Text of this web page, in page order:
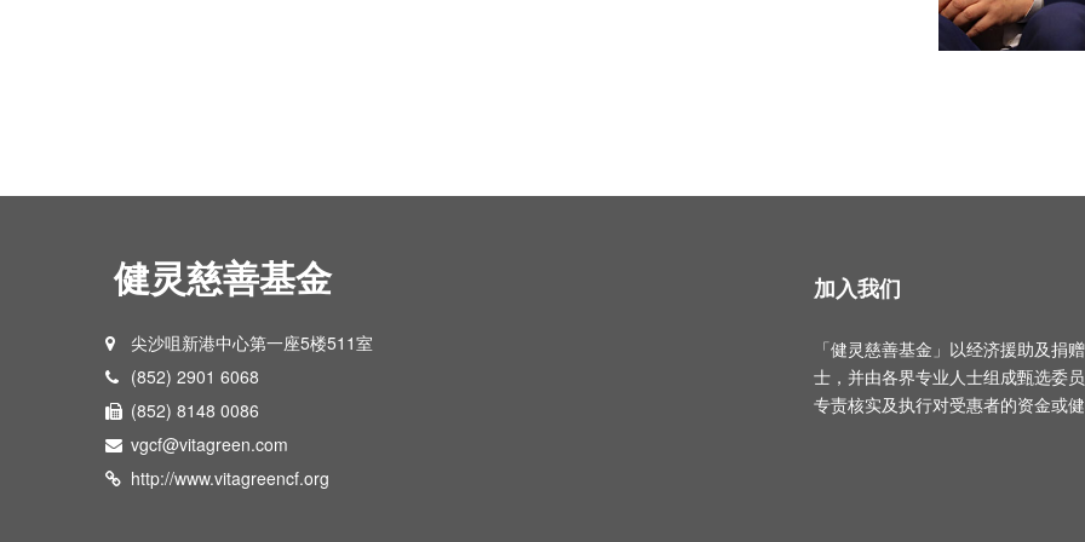
健灵慈善基金
尖沙咀新港中心第一座5楼511室
(852) 2901 6068
(852) 8148 0086
vgcf@vitagreen.com
http://www.vitagreencf.org
加入我们
「健灵慈善基金」以经济援助及捐
士，并由各界专业人士组成甄选委
专责核实及执行对受惠者的资金或